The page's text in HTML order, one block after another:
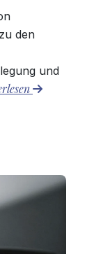
den
und